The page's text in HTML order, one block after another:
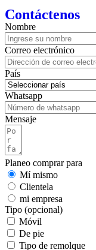
Contáctenos
Nombre
Correo electrónico
País
Whatsapp
Mensaje
Planeo comprar para
Mí mismo
Clientela
mi empresa
Tipo (opcional)
Móvil
De pie
Tipo de remolque